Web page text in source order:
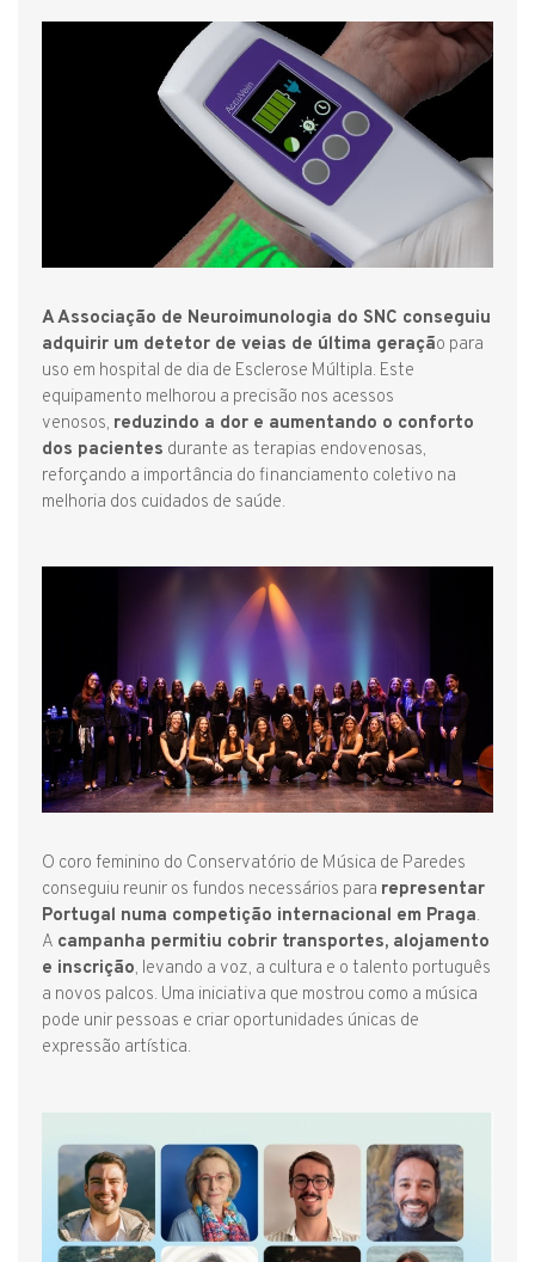
A Associação de Neuroimunologia do SNC conseguiu
adquirir um detetor de veias de última geração para
uso em hospital de dia de Esclerose Múltipla. Este
equipamento melhorou a precisão nos acessos
venosos, reduzindo a dor e aumentando o conforto
dos pacientes durante as terapias endovenosas,
reforçando a importância do financiamento coletivo na
melhoria dos cuidados de saúde.
O coro feminino do Conservatório de Música de Paredes
conseguiu reunir os fundos necessários para representar
Portugal numa competição internacional em Praga.
A campanha permitiu cobrir transportes, alojamento
e inscrição, levando a voz, a cultura e o talento português
a novos palcos. Uma iniciativa que mostrou como a música
pode unir pessoas e criar oportunidades únicas de
expressão artística.